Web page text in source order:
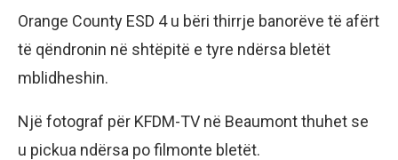
Orange County ESD 4 u bëri thirrje banorëve të afërt
të qëndronin në shtëpitë e tyre ndërsa bletët
mblidheshin.
Një fotograf për KFDM-TV në Beaumont thuhet se
u pickua ndërsa po filmonte bletët.